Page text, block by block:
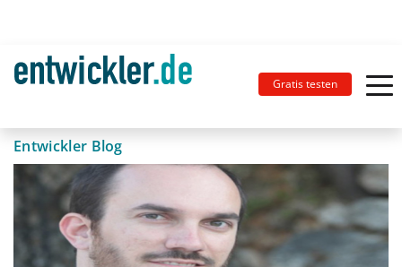
Gratis testen
Entwickler Blog